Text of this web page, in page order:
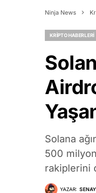
Ninja News
KRIPTO HABERLERI
Solana
500
rakiplerini
YAZAR: